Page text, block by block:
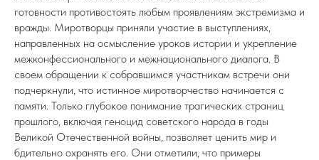
готовности противостоять любым проявлениям экстремизма и
вражды. Миротворцы приняли участие в выступлениях,
направленных на осмысление уроков истории и укрепление
межконфессионального и межнационального диалога. В
своем обращении к собравшимся участникам встречи они
подчеркнули, что истинное миротворчество начинается с
памяти. Только глубокое понимание трагических страниц
прошлого, включая геноцид советского народа в годы
Великой Отечественной войны, позволяет ценить мир и
бдительно охранять его. Они отметили, что примеры